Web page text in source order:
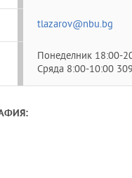
tlazarov@nbu.bg
Понеделник 18:00-
Сряда 8:00-10:00